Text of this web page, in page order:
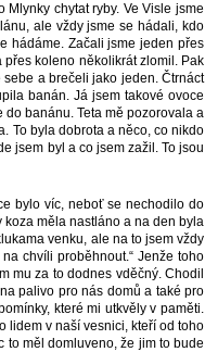
chytat ryby. Ve Visle jsme
ale vždy jsme se hádali, kdo
hádáme. Začali jsme jeden přes
koleno několikrát zlomil. Pak
a brečeli jako jeden. Čtrnáct
banán. Já jsem takové ovoce
banánu. Teta mě pozorovala a
To byla dobrota a něco, co nikdo
jsem byl a co jsem zažil. To jsou
bylo víc, neboť se nechodilo do
koza měla nastláno a na den byla
venku, ale na to jsem vždy
chvíli proběhnout.“ Jenže toho
mu za to dodnes vděčný. Chodil
palivo pro nás domů a také pro
které mi utkvěly v paměti.
lidem v naší vesnici, kteří od toho
to měl domluveno, že jim to bude